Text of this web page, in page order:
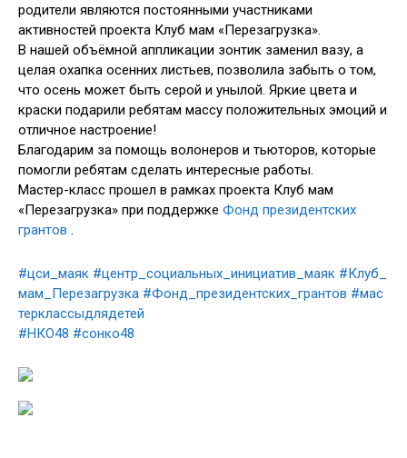
родители являются постоянными участниками
активностей проекта Клуб мам «Перезагрузка».
В нашей объёмной аппликации зонтик заменил вазу, а
целая охапка осенних листьев, позволила забыть о том,
что осень может быть серой и унылой. Яркие цвета и
краски подарили ребятам массу положительных эмоций и
отличное настроение!
Благодарим за помощь волонеров и тьюторов, которые
помогли ребятам сделать интересные работы.
Мастер-класс прошел в рамках проекта Клуб мам
«Перезагрузка» при поддержке Фонд президентских
грантов .
#цси_маяк #центр_социальных_инициатив_маяк #Клуб_
мам_Перезагрузка #Фонд_президентских_грантов #мас
терклассыдлядетей
#НКО48 #сонко48